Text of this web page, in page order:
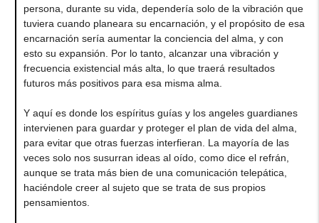
persona, durante su vida, dependería solo de la vibración que
tuviera cuando planeara su encarnación, y el propósito de esa
encarnación sería aumentar la conciencia del alma, y con
esto su expansión. Por lo tanto, alcanzar una vibración y
frecuencia existencial más alta, lo que traerá resultados
futuros más positivos para esa misma alma.
Y aquí es donde los espíritus guías y los angeles guardianes
intervienen para guardar y proteger el plan de vida del alma,
para evitar que otras fuerzas interfieran. La mayoría de las
veces solo nos susurran ideas al oído, como dice el refrán,
aunque se trata más bien de una comunicación telepática,
haciéndole creer al sujeto que se trata de sus propios
pensamientos.